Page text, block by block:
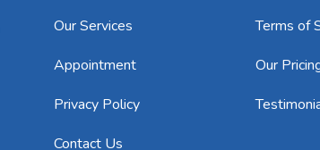
Our Services
Appointment
Privacy Policy
Contact Us
Terms of
Our